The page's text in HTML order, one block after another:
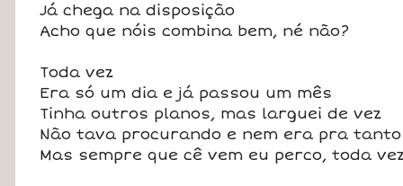
Já chega na disposição
Acho que nóis combina bem, né não?
Toda vez
Era só um dia e já passou um mês
Tinha outros planos, mas larguei de vez
Não tava procurando e nem era pra tanto
Mas sempre que cê vem eu perco, toda